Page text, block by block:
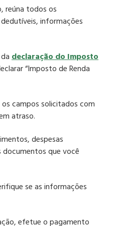
reúna todos os
informações
declaração do Imposto
“Imposto de Renda
campos solicitados com
atraso.
despesas
que você
se as informações
efetue o pagamento